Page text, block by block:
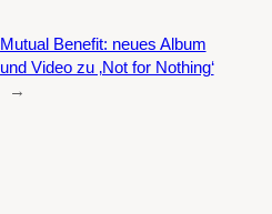
Mutual Benefit: neues Album
und Video zu ‚Not for Nothing‘
→